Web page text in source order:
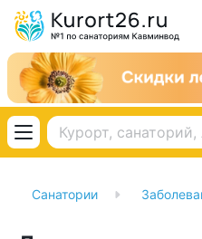
Санатории